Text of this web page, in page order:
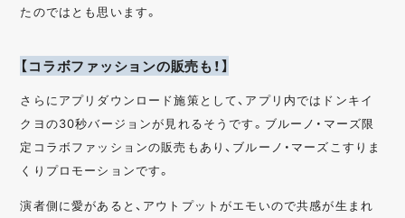
たのではとも思います。
【コラボファッションの販売も！】
さらにアプリダウンロード施策として、アプリ内ではドンキイ
クヨの30秒バージョンが見れるそうです。ブルーノ・マーズ限
定コラボファッションの販売もあり、ブルーノ・マーズこすりま
くりプロモーションです。
演者側に愛があると、アウトプットがエモいので共感が生まれ